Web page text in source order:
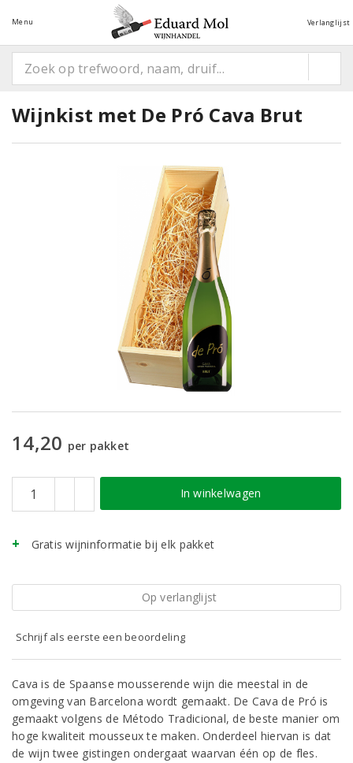
Menu Verlanglijst
Wijnkist met De Pró Cava Brut
14,20 per pakket
In winkelwagen
Gratis wijninformatie bij elk pakket
Op verlanglijst
Schrijf als eerste een beoordeling
Cava is de Spaanse mousserende wijn die meestal in de
omgeving van Barcelona wordt gemaakt. De Cava de Pró is
gemaakt volgens de Método Tradicional, de beste manier om
hoge kwaliteit mousseux te maken. Onderdeel hiervan is dat
de wijn twee gistingen ondergaat waarvan één op de fles.